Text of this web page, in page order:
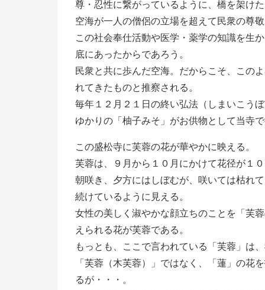
尊・忍性に繋がっているように、橋を架け
空海が一人の僧侶の立場を超えて民衆の尊敬
この社会奉仕活動や医学・薬学の知識を生
底にあったからであろう。
民衆と共に歩んだ空海。だからこそ、この
れてきたものと推察される。
毎年１２月２１日の終い弘法（しまいこう
ゆかりの「柚子みそ」がお供物として当寺で
この盛松寺に芙蓉の花が華やかに映える。
芙蓉は、９月から１０月にかけて花径が１
朝咲き、夕方にはしぼむが、咲いては枯れ
続けているように見える。
女性の美しく淑やかな顔立ちのことを「芙
えられる花が芙蓉である。
もっとも、ここで言われている「芙蓉」は
「芙蓉（木芙蓉）」ではなく、「蓮」の花
るが・・・。